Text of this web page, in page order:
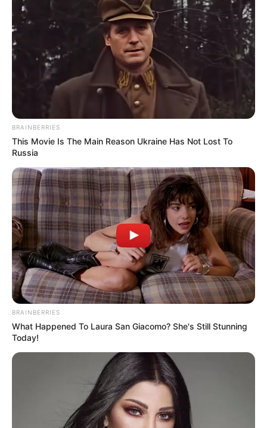
BRAINBERRIES
This Movie Is The Main Reason Ukraine Has Not Lost To
Russia
BRAINBERRIES
What Happened To Laura San Giacomo? She's Still Stunning
Today!